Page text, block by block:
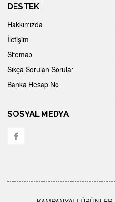
DESTEK
Hakkımızda
İletişim
Sitemap
Sıkça Sorulan Sorular
Banka Hesap No
SOSYAL MEDYA